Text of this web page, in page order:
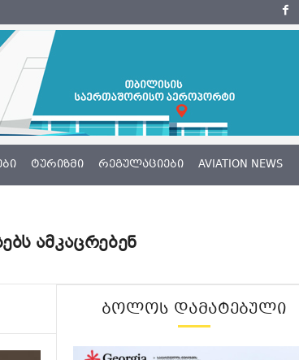
ᲢᲣᲠᲘᲖᲛᲘ ᲠᲔᲒᲣᲚᲐᲪᲘᲔᲑᲘ AVIATION NEWS
ამკაცრებენ
ᲑᲝᲚᲝᲡ ᲓᲐᲛᲐᲢᲔᲑᲣᲚᲘ